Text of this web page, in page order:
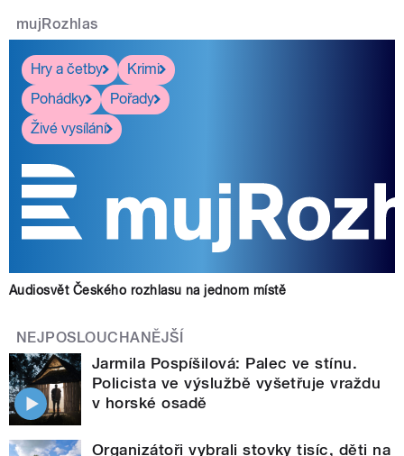
mujRozhlas
Hry a četby
Krimi
Pohádky
Pořady
Živé vysílání
Audiosvět Českého rozhlasu na jednom místě
NEJPOSLOUCHANĚJŠÍ
Jarmila Pospíšilová: Palec ve stínu.
Policista ve výslužbě vyšetřuje vraždu
v horské osadě
Organizátoři vybrali stovky tisíc, děti na